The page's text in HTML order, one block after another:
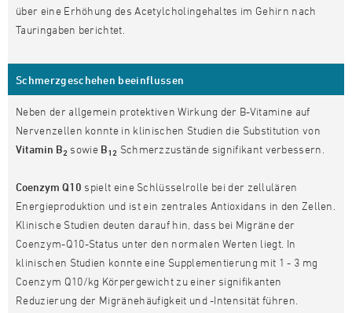
über eine Erhöhung des Acetylcholingehaltes im Gehirn nach
Tauringaben berichtet.
Schmerzgeschehen beeinflussen
Neben der allgemein protektiven Wirkung der B-Vitamine auf
Nervenzellen konnte in klinischen Studien die Substitution von
Vitamin B2 sowie B12 Schmerzzustände signifikant verbessern.
Coenzym Q10 spielt eine Schlüsselrolle bei der zellulären
Energieproduktion und ist ein zentrales Antioxidans in den Zellen.
Klinische Studien deuten darauf hin, dass bei Migräne der
Coenzym-Q10-Status unter den normalen Werten liegt. In
klinischen Studien konnte eine Supplementierung mit 1 - 3 mg
Coenzym Q10/kg Körpergewicht zu einer signifikanten
Reduzierung der Migränehäufigkeit und -Intensität führen.